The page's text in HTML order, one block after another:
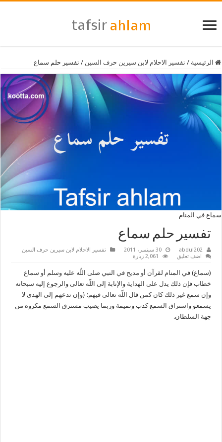
الرئيسية / تفسير الاحلام لابن سيرين حرف السين / تفسير حلم سماع
سماع في المنام
تفسير حلم سماع
abdul202 30 سبتمبر، 2011
تفسير الاحلام لابن سيرين حرف السين
اضف تعليق
2,061 زيارة
(سماع) في المنام لقرآن أو مديح في النبي صلى اللّه عليه وسلم أو سماع
خطاب فإن ذلك يدل على الهداية والإنابة إلى اللّه تعالى والرجوع إليه سبحانه
وإن سمع غير ذلك كان كمن قال اللّه تعالى فيهم: {وإن تدعهم إلى الهدى لا
يسمعو واستراق السمع كذب ونميمة وربما يصيب مسترق السمع مكروه من
جهة السلطان.